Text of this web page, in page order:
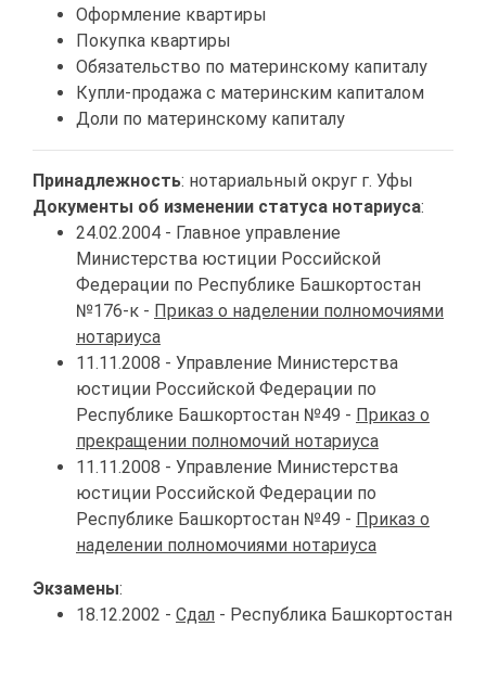
Оформление квартиры
Покупка квартиры
Обязательство по материнскому капиталу
Купли-продажа с материнским капиталом
Доли по материнскому капиталу
Принадлежность: нотариальный округ г. Уфы
Документы об изменении статуса нотариуса:
24.02.2004 - Главное управление
Министерства юстиции Российской
Федерации по Республике Башкортостан
№176-к - Приказ о наделении полномочиями
нотариуса
11.11.2008 - Управление Министерства
юстиции Российской Федерации по
Республике Башкортостан №49 - Приказ о
прекращении полномочий нотариуса
11.11.2008 - Управление Министерства
юстиции Российской Федерации по
Республике Башкортостан №49 - Приказ о
наделении полномочиями нотариуса
Экзамены:
18.12.2002 - Сдал - Республика Башкортостан